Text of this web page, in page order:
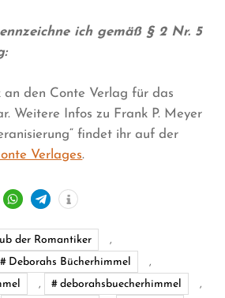
ich gemäß § 2 Nr. 5
an den Conte Verlag für das
Weitere Infos zu Frank P. Meyer
findet ihr auf der
Verlages.
der Romantiker
,
Deborahs Bücherhimmel
,
, deborahsbuecherhimmel
,